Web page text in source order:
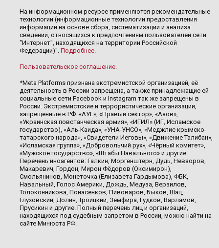
На информационном ресурсе применяются рекомендательные
технологии (информационные технологии предоставления
информации на основе сбора, систематизации и анализа
сведений, относящихся к предпочтениям пользователей сети
"Интернет", находящихся на территории Российской
Федерации)". Подробнее
Пользовательское соглашение
*Meta Platforms признана экстремистской организацией, её
деятельность в России запрещена, а также принадлежащие ей
социальные сети Facebook и Instagram так же запрещены в
России. Экстремистские и террористические организации,
запрещенные в РФ: «АУЕ», «Правый сектор», «Азов»,
«Украинская повстанческая армия», «ИГИЛ» (ИГ, Исламское
государство), «Аль-Каида», «УНА-УНСО», «Меджлис крымско-
татарского народа», «Свидетели Иеговы», «Движение Талибан»,
«Исламская группа», «Добровольчий рух», «Чёрный комитет»,
«Мужское государство», «Штабы Навального» и другие.
Перечень иноагентов: Галкин, Моргенштерн, Дудь, Невзоров,
Макаревич, Гордон, Мирон Фёдоров (Оксимирон),
Смольянинов, Монеточка (Елизавета Гардымова), ФБК,
Навальный, Голос Америки, Дождь, Медуза, Верзилов,
Толоконникова, Понасенков, Пивоваров, Быков, Шац,
Глуховский, Долин, Троицкий, Земфира, Гудков, Варламов,
Прусикин и другие. Полный перечень лиц и организаций,
находящихся под судебным запретом в России, можно найти на
сайте Минюста РФ.